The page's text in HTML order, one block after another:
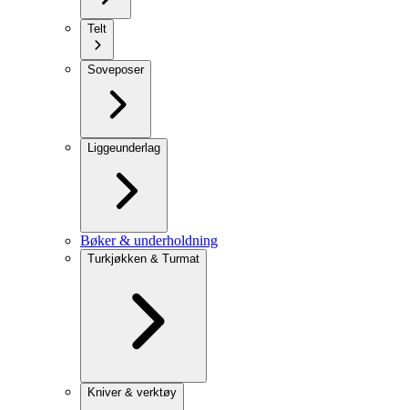
Telt
Soveposer
Liggeunderlag
Bøker & underholdning
Turkjøkken & Turmat
Kniver & verktøy